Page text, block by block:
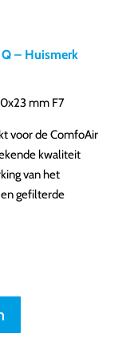
– Huismerk
mm F7
voor de ComfoAir
kwaliteit
van het
gefilterde